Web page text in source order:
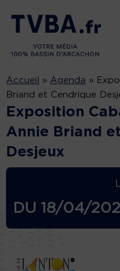
Accueil » Agenda »
Briand et Cendrique
Exposition
Annie Briand
Desjeux
DU 18/04/